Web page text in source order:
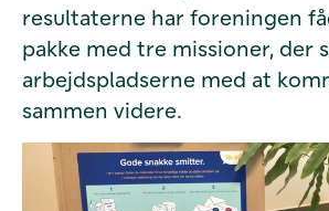
resultaterne har foreningen
pakke med tre missioner, der
arbejdspladserne med at
sammen videre.